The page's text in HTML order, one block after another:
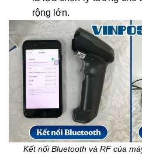
rộng lớn.
Kết nối Bluetooth và RF của